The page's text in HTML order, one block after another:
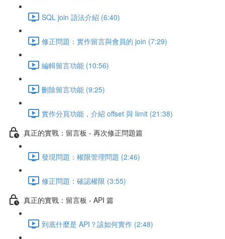
SQL join 語法介紹 (6:40)
修正問題：實作留言與會員的 join (7:29)
編輯留言功能 (10:56)
刪除留言功能 (9:25)
實作分頁功能，介紹 offset 與 limit (21:38)
真正的實戰：留言板 - 再次修正問題篇
發現問題：權限管理問題 (2:46)
修正問題：確認權限 (3:55)
真正的實戰：留言板 - API 篇
到底什麼是 API？該如何實作 (2:48)